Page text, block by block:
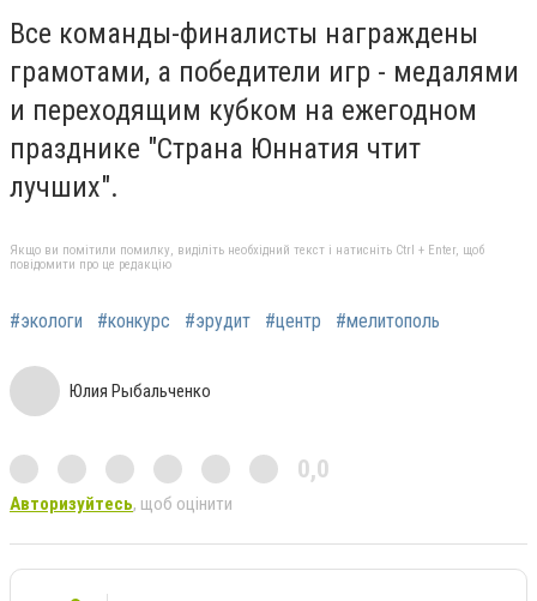
Все команды-финалисты награждены
грамотами, а победители игр - медалями
и переходящим кубком на ежегодном
празднике "Страна Юннатия чтит
лучших".
Якщо ви помітили помилку, виділіть необхідний текст і натисніть Ctrl + Enter, щоб
повідомити про це редакцію
#экологи #конкурс #эрудит #центр #мелитополь
Юлия Рыбальченко
0,0
Авторизуйтесь, щоб оцінити